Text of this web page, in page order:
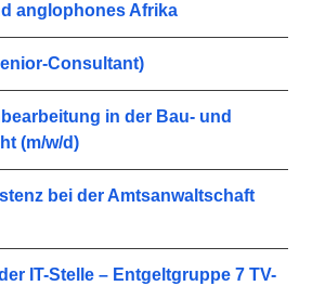
anglophones Afrika
Consultant)
in der Bau- und
(m/w/d)
bei der Amtsanwaltschaft
IT-Stelle – Entgeltgruppe 7 TV-